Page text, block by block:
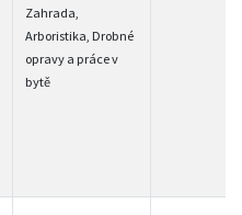
Zahrada,
Arboristika, Drobné
opravy a práce v
bytě